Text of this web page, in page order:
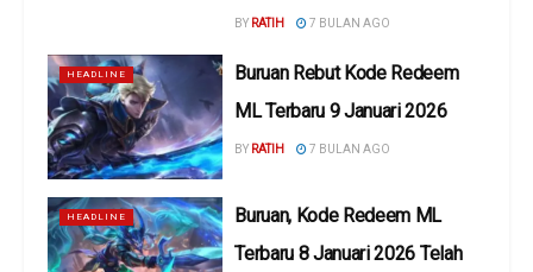
BY RATIH 7 BULAN AGO
HEADLINE
Buruan Rebut Kode Redeem
ML Terbaru 9 Januari 2026
BY RATIH 7 BULAN AGO
HEADLINE
Buruan, Kode Redeem ML
Terbaru 8 Januari 2026 Telah